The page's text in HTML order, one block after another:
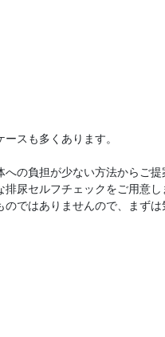
スも多くあります。
の負担が少ない方法からご提
尿セルフチェックをご用意し
ではありませんので、まずは